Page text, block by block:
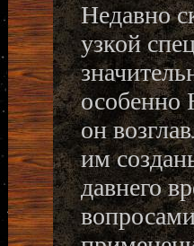
Недавно
узкой
особенно
он
им
давнего